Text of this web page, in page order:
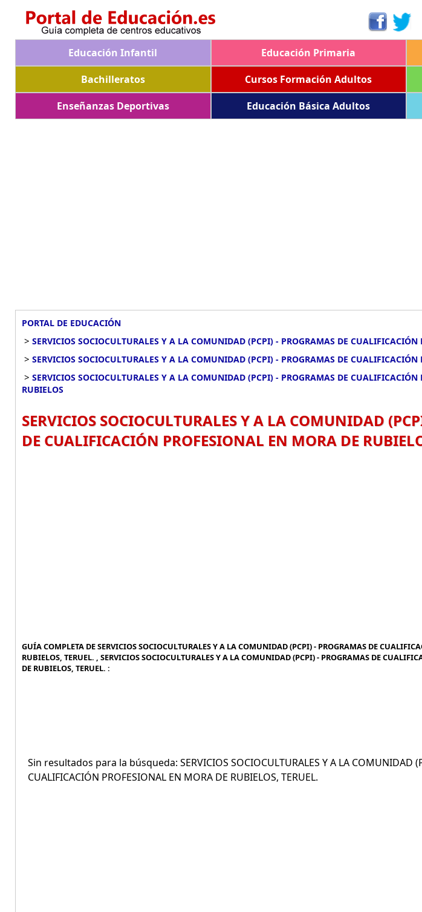
Educación Infantil Educación Primaria
Bachilleratos
Cursos Formación Adultos
Enseñanzas Deportivas
Educación Básica Adultos
PORTAL DE EDUCACIÓN
> SERVICIOS SOCIOCULTURALES Y A LA COMUNIDAD (PCPI) - PROGRAMAS DE CUALIFICACIÓN
> SERVICIOS SOCIOCULTURALES Y A LA COMUNIDAD (PCPI) - PROGRAMAS DE CUALIFICACIÓN
> SERVICIOS SOCIOCULTURALES Y A LA COMUNIDAD (PCPI) - PROGRAMAS DE CUALIFICACIÓN
RUBIELOS
SERVICIOS SOCIOCULTURALES Y A LA COMUNIDAD
DE CUALIFICACIÓN PROFESIONAL EN MORA DE
GUÍA COMPLETA DE SERVICIOS SOCIOCULTURALES Y A LA COMUNIDAD (PCPI) - PROGRAMAS DE
RUBIELOS, TERUEL. , SERVICIOS SOCIOCULTURALES Y A LA COMUNIDAD (PCPI) - PROGRAMAS DE
DE RUBIELOS, TERUEL. :
Sin resultados para la búsqueda: SERVICIOS SOCIOCULTURALES Y A LA COMUNIDAD
CUALIFICACIÓN PROFESIONAL EN MORA DE RUBIELOS, TERUEL.